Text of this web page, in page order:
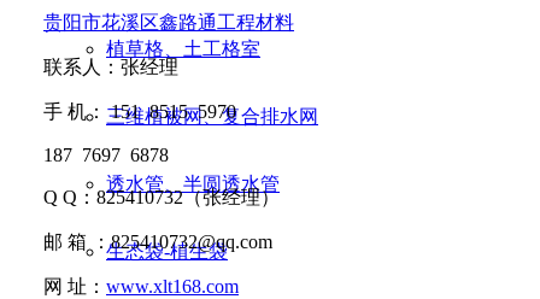
植草格、土工格室
三维植被网、复合排水网
透水管、半圆透水管
生态袋-植生袋
贵阳市花溪区鑫路通工程材料
联系人：张经理
手 机：151 8515 5970
187 7697 6878
Q Q ： 825410732（张经理）
邮 箱 ：825410732@qq.com
网 址： www.xlt168.com